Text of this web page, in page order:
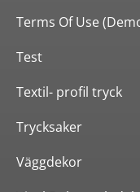
Terms Of Use
Test
Textil- profil tryck
Trycksaker
Väggdekor